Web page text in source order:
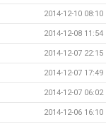
2014-12-10 08:10
2014-12-08 11:54
2014-12-07 22:15
2014-12-07 17:49
2014-12-07 06:02
2014-12-06 16:10